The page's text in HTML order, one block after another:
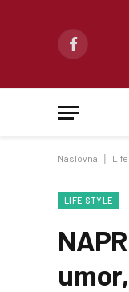
Facebook
Naslovna
LIFE STYLE